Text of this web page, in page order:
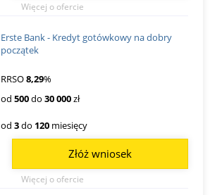
Więcej o ofercie
Erste Bank - Kredyt gotówkowy na dobry
początek
RRSO8,29%
od 500do 30 000zł
od 3do 120 miesięcy
Więcej o ofercie
Złóż wniosek